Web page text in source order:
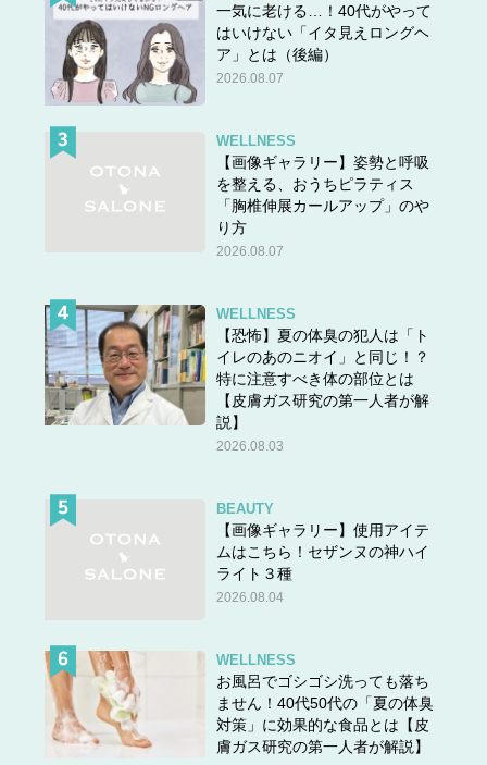
一気に老ける…！40代がやって
はいけない「イタ見えロングヘ
ア」とは（後編）
2026.08.07
WELLNESS
【画像ギャラリー】姿勢と呼吸
を整える、おうちピラティス
「胸椎伸展カールアップ」のや
り方
2026.08.07
WELLNESS
【恐怖】夏の体臭の犯人は「ト
イレのあのニオイ」と同じ！？
特に注意すべき体の部位とは
【皮膚ガス研究の第一人者が解
説】
2026.08.03
BEAUTY
【画像ギャラリー】使用アイテ
ムはこちら！セザンヌの神ハイ
ライト３種
2026.08.04
WELLNESS
お風呂でゴシゴシ洗っても落ち
ません！40代50代の「夏の体臭
対策」に効果的な食品とは【皮
膚ガス研究の第一人者が解説】